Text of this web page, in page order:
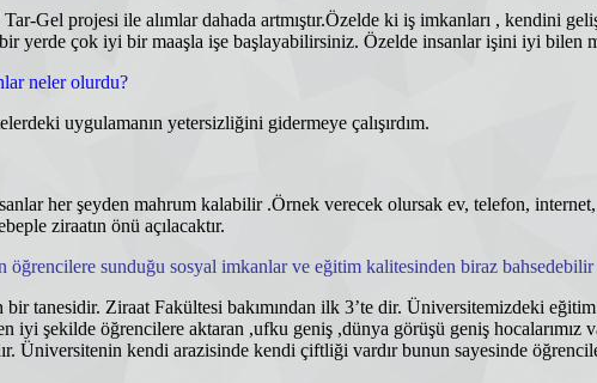
Gel projesi ile alımlar dahada artmıştır.Özelde ki iş imkanları , kendini
yerde çok iyi bir maaşla işe başlayabilirsiniz. Özelde insanlar işini iyi bilen
neler olurdu?
uygulamanın yetersizliğini gidermeye çalışırdım.
her şeyden mahrum kalabilir .Örnek verecek olursak ev, telefon,
ziraatın önü açılacaktır.
sunduğu sosyal imkanlar ve eğitim kalitesinden biraz
tanesidir. Ziraat Fakültesi bakımından ilk 3’te dir. Üniversitemizdeki
iyi şekilde öğrencilere aktaran ,ufku geniş ,dünya görüşü geniş hocalarımız
Üniversitenin kendi arazisinde kendi çiftliği vardır bunun sayesinde